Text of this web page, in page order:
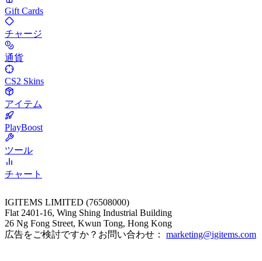
Gift Cards
チャージ
通貨
CS2 Skins
アイテム
PlayBoost
ツール
チャート
IGITEMS LIMITED (76508000)
Flat 2401-16, Wing Shing Industrial Building
26 Ng Fong Street, Kwun Tong, Hong Kong
広告をご検討ですか？お問い合わせ： marketing@igitems.com